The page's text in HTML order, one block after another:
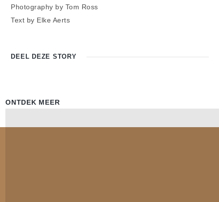
Photography by Tom Ross
Text by Elke Aerts
DEEL DEZE STORY
ONTDEK MEER